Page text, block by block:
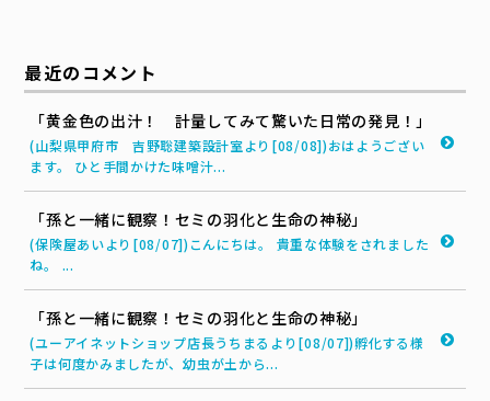
最近のコメント
「黄金色の出汁！ 計量してみて驚いた日常の発見！」
(山梨県甲府市 吉野聡建築設計室より[08/08])おはようござい
ます。 ひと手間かけた味噌汁...
「孫と一緒に観察！セミの羽化と生命の神秘」
(保険屋あいより[08/07])こんにちは。 貴重な体験をされました
ね。 ...
「孫と一緒に観察！セミの羽化と生命の神秘」
(ユーアイネットショップ店長うちまるより[08/07])孵化する様
子は何度かみましたが、幼虫が土から...